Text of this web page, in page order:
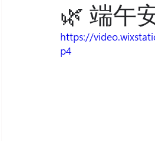
🌿 端午
https://
p4